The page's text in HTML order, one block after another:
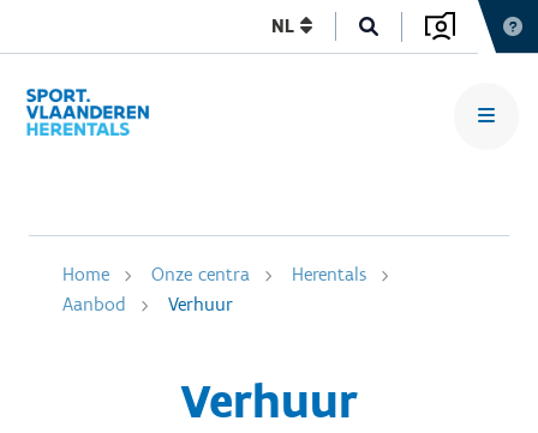
NL
Home Onze centra
Herentals
Aanbod
Verhuur
Verhuur